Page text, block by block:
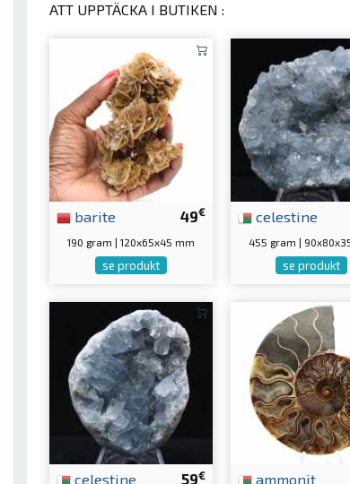
ATT UPPTÄCKA I BUTIKEN :
49€
barite
190 gram | 120x65x45 mm
se produkt
celestine
455 gram |
se produkt
59€
celestine ammonit